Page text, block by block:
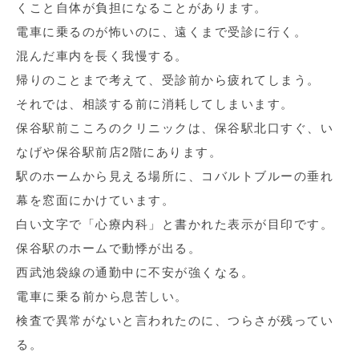
くこと自体が負担になることがあります。
電車に乗るのが怖いのに、遠くまで受診に行く。
混んだ車内を長く我慢する。
帰りのことまで考えて、受診前から疲れてしまう。
それでは、相談する前に消耗してしまいます。
保谷駅前こころのクリニックは、保谷駅北口すぐ、い
なげや保谷駅前店2階にあります。
駅のホームから見える場所に、コバルトブルーの垂れ
幕を窓面にかけています。
白い文字で「心療内科」と書かれた表示が目印です。
保谷駅のホームで動悸が出る。
西武池袋線の通勤中に不安が強くなる。
電車に乗る前から息苦しい。
検査で異常がないと言われたのに、つらさが残ってい
る。